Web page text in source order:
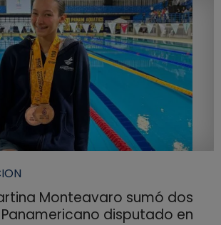
Monteavaro sumó dos
disputado en